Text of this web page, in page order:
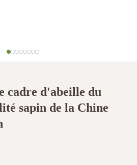
cadre d'abeille du
sapin de la Chine